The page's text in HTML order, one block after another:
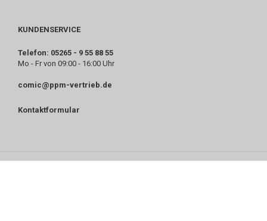
KUNDENSERVICE
Telefon: 05265 - 9 55 88 55
Mo - Fr von 09:00 - 16:00 Uhr
comic@ppm-vertrieb.de
Kontaktformular